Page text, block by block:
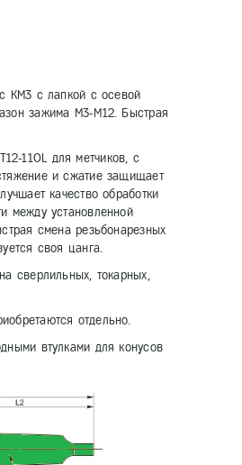
КМ3 с лапкой с осевой
зажима M3-M12. Быстрая
110L для метчиков, с
и сжатие защищает
качество обработки
между установленной
смена резьбонарезных
своя цанга.
сверлильных, токарных,
отдельно.
втулками для конусов